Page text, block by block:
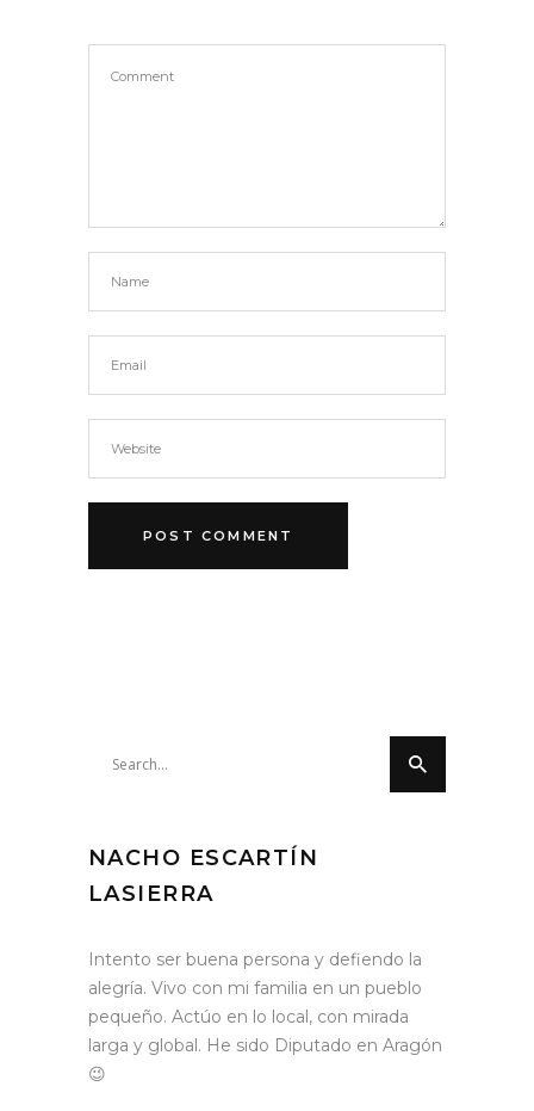
NACHO ESCARTÍN
LASIERRA
Intento ser buena persona y defiendo la
alegría. Vivo con mi familia en un pueblo
pequeño. Actúo en lo local, con mirada
larga y global. He sido Diputado en Aragón
😉